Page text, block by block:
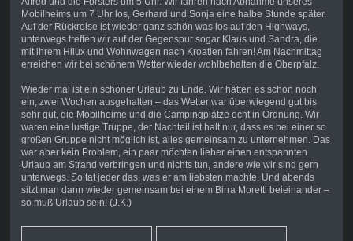
Mobilheims um 7 Uhr los, Gerhard und Sonja eine halbe Stunde später.
Auf der Rückreise ist wieder ganz schön was los auf den Highways,
unterwegs treffen wir auf der Gegenspur sogar Klaus und Sandra, die
mit ihrem Hilux und Wohnwagen nach Kroatien fahren! Am Nachmittag
erreichen wir bei schönem Wetter wieder wohlbehalten die Oberpfalz.
Wieder mal ist ein schöner Urlaub zu Ende. Wir hätten es schon noch
ein, zwei Wochen ausgehalten – das Wetter war überwiegend gut bis
sehr gut, die Mobilheime und die Campingplätze echt in Ordnung. Wir
waren eine lustige Truppe, der Nachteil ist halt nur, dass es bei einer so
großen Gruppe nicht möglich ist, alles gemeinsam zu unternehmen. Das
war aber kein Problem, ein paar möchten lieber einen entspannten
Urlaub am Strand verbringen und nichts tun, andere wie wir sind gern
unterwegs. So tat jeder das, was er am liebsten machte. Und abends
sitzt man dann wieder gemeinsam bei einem Birra Moretti beieinander –
so muß Urlaub sein! (J.K.)